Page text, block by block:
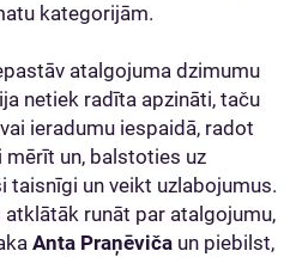
kategorijām.
atalgojuma dzimumu
netiek radīta apzināti, taču
ieradumu iespaidā, radot
mērīt un, balstoties uz
un veikt uzlabojumus.
runāt par atalgojumu,
Anta Praņēviča un piebilst,